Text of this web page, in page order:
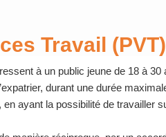
Travail (PVT)
à un public jeune de 18 à 30
durant une durée
en ayant la possibilité de travailler